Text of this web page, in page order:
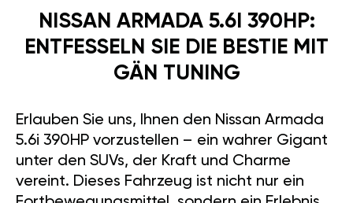
NISSAN ARMADA 5.6I 390HP:
ENTFESSELN SIE DIE BESTIE MIT
GÄN TUNING
Erlauben Sie uns, Ihnen den Nissan Armada
5.6i 390HP vorzustellen – ein wahrer Gigant
unter den SUVs, der Kraft und Charme
vereint. Dieses Fahrzeug ist nicht nur ein